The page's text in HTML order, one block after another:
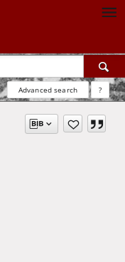
Advanced search ?